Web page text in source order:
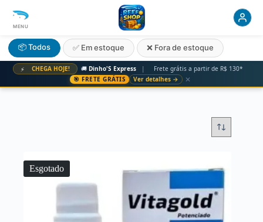
⚡ CHEGA HOJE! 🚚 Dinho'S Express |
Frete grátis a partir de R$ 130*
🎯 FRETE GRÁTIS
Ver detalhes → ✕
MENU
📦 Todos ✅ Em estoque ❌ Fora de estoque
Esgotado